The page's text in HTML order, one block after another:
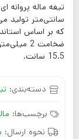
15.5 سانت.
دسته‌بندی:
برچسب‌ها:
نحوه ارسال: